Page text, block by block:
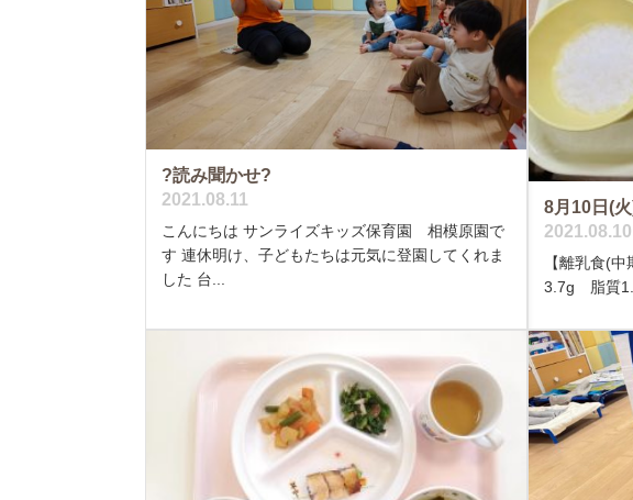
?読み聞かせ?
2021.08.11
こんにちは サンライズキッズ保育園 相模原園で
す 連休明け、子どもたちは元気に登園してくれま
した 台...
8月10日(
2021.08.10
【離乳食(
3.7g 脂質